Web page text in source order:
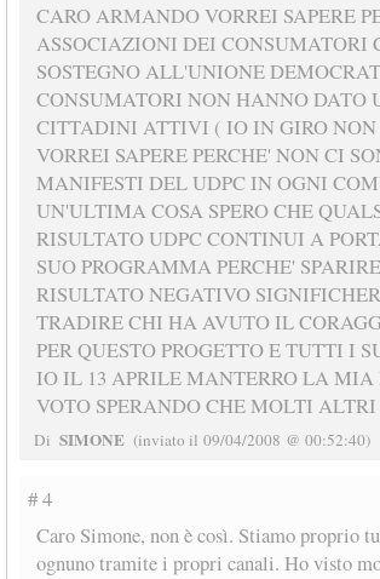
CARO ARMANDO VORREI SAPERE
ASSOCIAZIONI DEI CONSUMATORI
SOSTEGNO ALL'UNIONE
CONSUMATORI NON HANNO DATO
CITTADINI ATTIVI ( IO IN GIRO
VORREI SAPERE PERCHE' NON CI
MANIFESTI DEL UDPC IN OGNI
UN'ULTIMA COSA SPERO CHE
RISULTATO UDPC CONTINUI A
SUO PROGRAMMA PERCHE'
RISULTATO NEGATIVO
TRADIRE CHI HA AVUTO IL
PER QUESTO PROGETTO E TUTTI I
IO IL 13 APRILE MANTERRO LA MIA
VOTO SPERANDO CHE MOLTI
DiSIMONE (inviato il 09/04/2008 @ 00:52:40)
# 4
Caro Simone, non è così. Stiamo proprio
ognuno tramite i propri canali. Ho visto